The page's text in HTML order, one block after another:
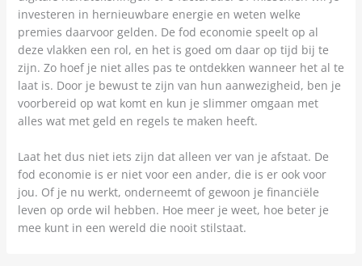
investeren in hernieuwbare energie en weten welke
premies daarvoor gelden. De fod economie speelt op al
deze vlakken een rol, en het is goed om daar op tijd bij te
zijn. Zo hoef je niet alles pas te ontdekken wanneer het al te
laat is. Door je bewust te zijn van hun aanwezigheid, ben je
voorbereid op wat komt en kun je slimmer omgaan met
alles wat met geld en regels te maken heeft.
Laat het dus niet iets zijn dat alleen ver van je afstaat. De
fod economie is er niet voor een ander, die is er ook voor
jou. Of je nu werkt, onderneemt of gewoon je financiële
leven op orde wil hebben. Hoe meer je weet, hoe beter je
mee kunt in een wereld die nooit stilstaat.